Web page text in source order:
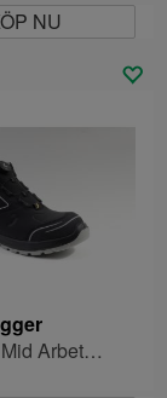
NU
Cador S3 Mid Arbetsskor Herr